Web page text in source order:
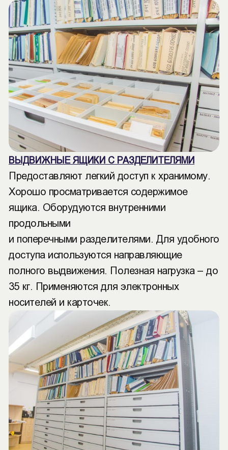
ВЫДВИЖНЫЕ ЯЩИКИ С РАЗДЕЛИТЕЛЯМИ
Предоставляют легкий доступ к хранимому.
Хорошо просматривается содержимое
ящика. Оборудуются внутренними
продольными
и поперечными разделителями. Для удобного
доступа используются направляющие
полного выдвижения. Полезная нагрузка – до
35 кг. Применяются для электронных
носителей и карточек.